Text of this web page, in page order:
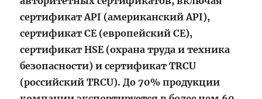
сертификат API (американский API),
сертификат CE (европейский CE),
сертификат HSE (охрана труда и техника
безопасности) и сертификат TRCU
(российский TRCU). До 70% продукции